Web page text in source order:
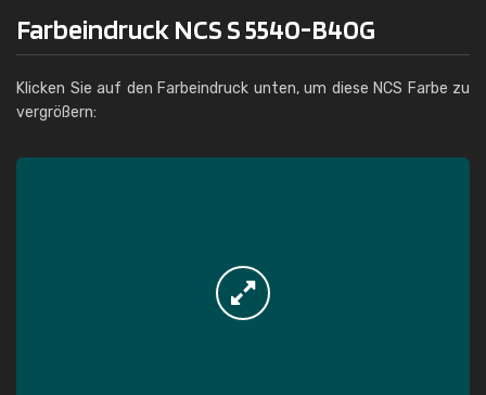
Farbeindruck NCS S 5540-B40G
Klicken Sie auf den Farbeindruck unten, um diese NCS Farbe zu
vergrößern: